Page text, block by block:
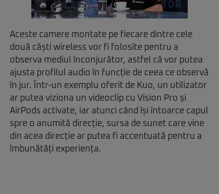
Aceste camere montate pe fiecare dintre cele
două căști wireless vor fi folosite pentru a
observa mediul înconjurător, astfel că vor putea
ajusta profilul audio în funcție de ceea ce observă
în jur. Într-un exemplu oferit de Kuo, un utilizator
ar putea viziona un videoclip cu Vision Pro și
AirPods activate, iar atunci când își întoarce capul
spre o anumită direcție, sursa de sunet care vine
din acea direcție ar putea fi accentuată pentru a
îmbunătăți experiența.